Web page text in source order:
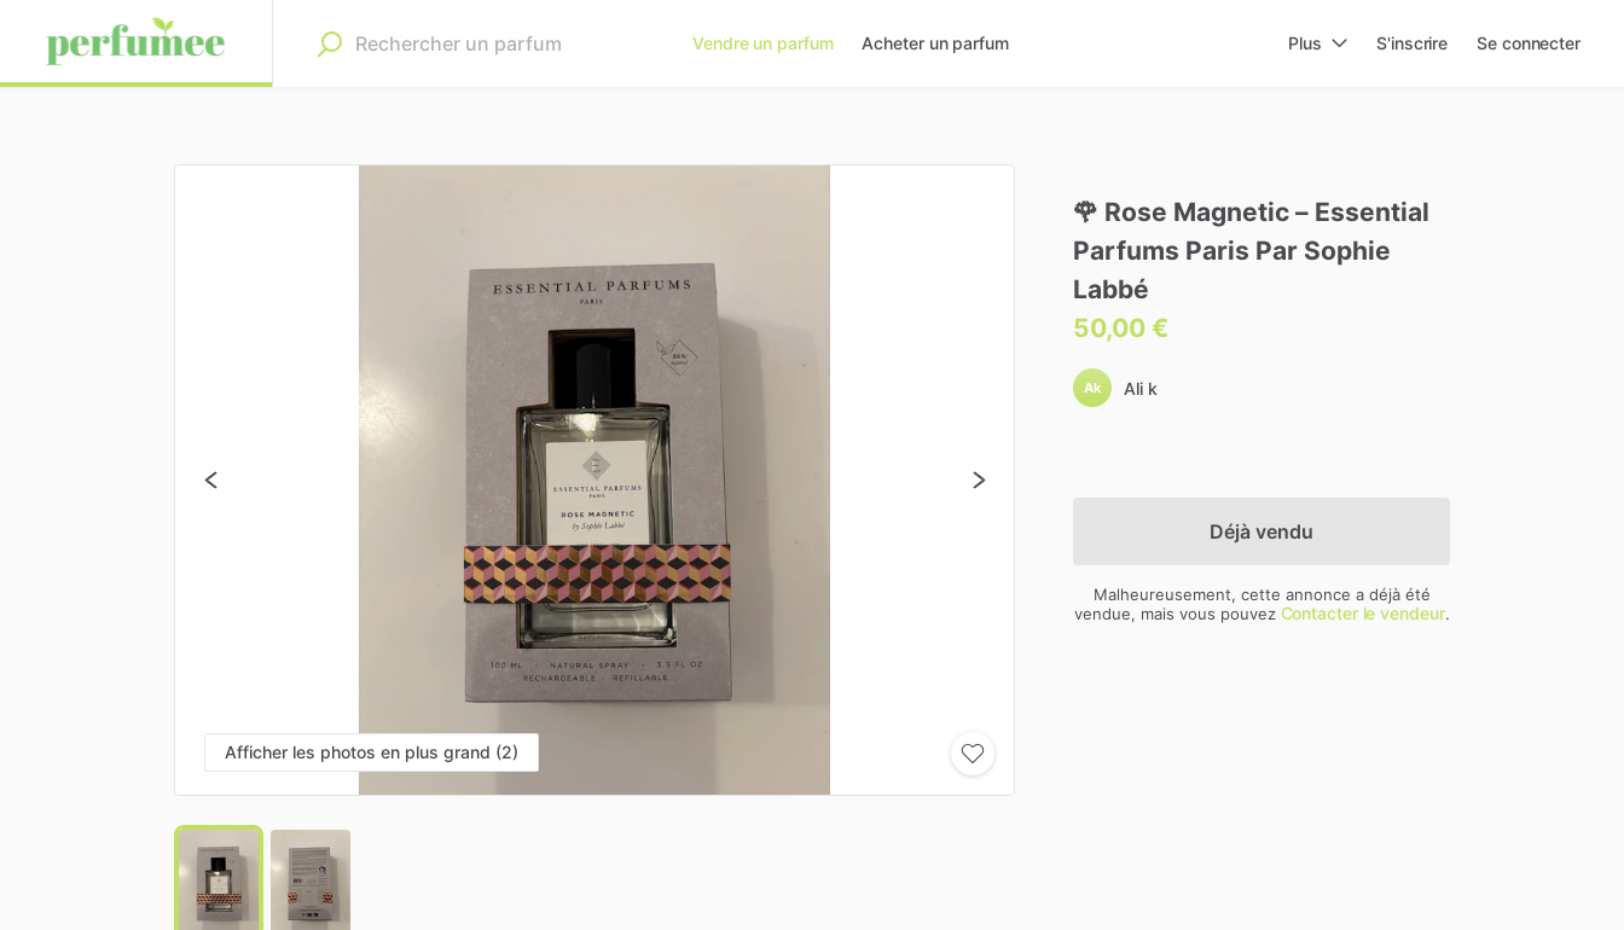
Vendre un parfum Acheter un parfum Plus S'inscrire Se connecter
Afficher les photos en plus grand (2)
🌹 Rose Magnetic – Essential
Parfums Paris Par Sophie
Labbé
50,00 €
Ak Ali k
Déjà vendu
Malheureusement, cette annonce a déjà été
vendue, mais vous pouvez Contacter le vendeur.